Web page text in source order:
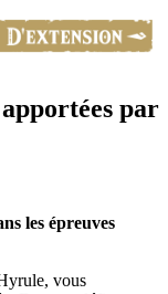
par
les épreuves
vous